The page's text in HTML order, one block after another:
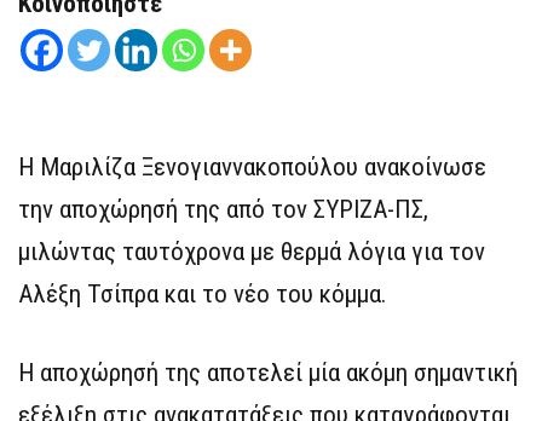
Η Μαριλίζα Ξενογιαννακοπούλου ανακοίνωσε
την αποχώρησή της από τον ΣΥΡΙΖΑ-ΠΣ,
μιλώντας ταυτόχρονα με θερμά λόγια για τον
Αλέξη Τσίπρα και το νέο του κόμμα.
Η αποχώρησή της αποτελεί μία ακόμη σημαντική